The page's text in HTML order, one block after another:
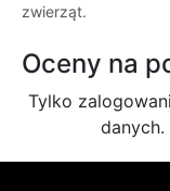
zwierząt.
Oceny na
Tylko
danych.